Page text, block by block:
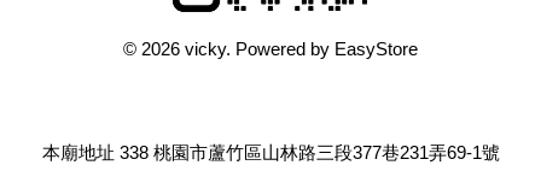
© 2026 vicky. Powered by EasyStore
本廟地址 338 桃園市蘆竹區山林路三段377巷231弄69-1號